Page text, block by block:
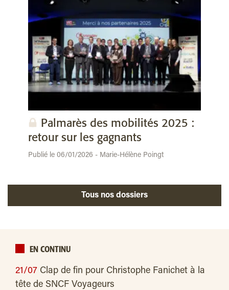
Palmarès des mobilités 2025 :
retour sur les gagnants
Publié le 06/01/2026 - Marie-Hélène Poingt
Tous nos dossiers
EN CONTINU
21/07 Clap de fin pour Christophe Fanichet à la
tête de SNCF Voyageurs